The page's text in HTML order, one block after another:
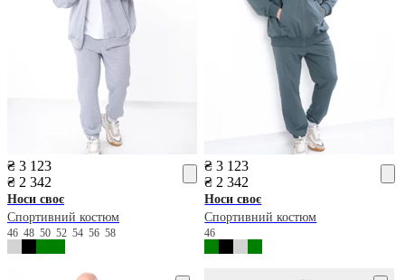
₴ 3 123
₴ 2 342
Носи своє
Спортивний костюм
46 48 50 52 54 56 58
₴ 3 123
₴ 2 342
Носи своє
Спортивний костюм
46